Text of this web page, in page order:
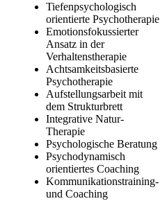
Tiefenpsychologisch
orientierte Psychotherapie
Emotionsfokussierter
Ansatz in der
Verhaltenstherapie
Achtsamkeitsbasierte
Psychotherapie
Aufstellungsarbeit mit
dem Strukturbrett
Integrative Natur-
Therapie
Psychologische Beratung
Psychodynamisch
orientiertes Coaching
Kommunikationstraining-
und Coaching